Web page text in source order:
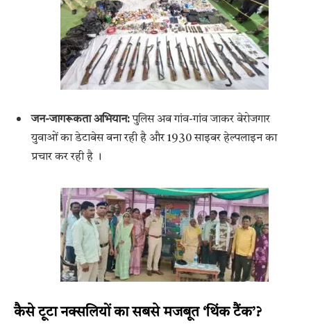
जन-जागरूकता अभियान:पुलिस अब गांव-गांव जाकर बेरोजगार
युवाओं का डेटाबेस बना रही है और 1930 साइबर हेल्पलाइन का
प्रचार कर रही है ।
कैसे टूटा नक्सलियों का सबसे मजबूत ‘थिंक टैंक’?